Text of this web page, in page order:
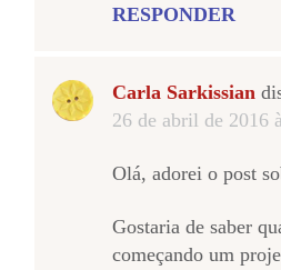
RESPONDER
Carla Sarkissian
26 de abril de 2016
Olá, adorei o post
Gostaria de saber
começando um